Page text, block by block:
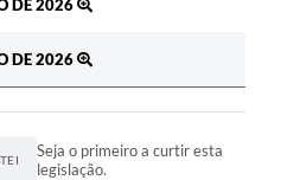
DE 2026
DE 2026
Seja o primeiro a curtir esta
legislação.